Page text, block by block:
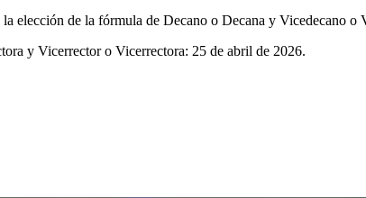
elección de la fórmula de Decano o Decana y Vicedecano o
y Vicerrector o Vicerrectora: 25 de abril de 2026.